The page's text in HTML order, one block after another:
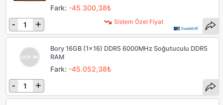
Sistem Özel Fiyat
Fark: -45.300,38₺
- +
Bory 16GB (1x16) DDR5 6000MHz Soğutuculu DDR5
RAM
Fark: -45.052,38₺
- +